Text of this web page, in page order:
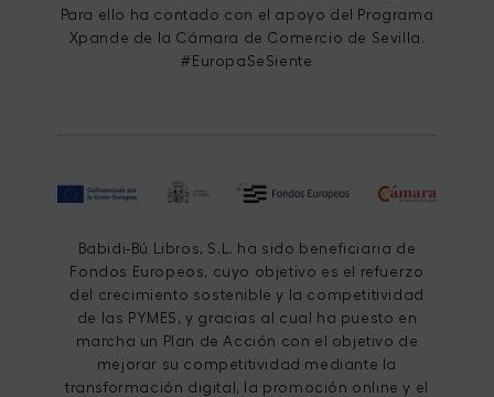
Para ello ha contado con el apoyo del Programa
Xpande de la Cámara de Comercio de Sevilla.
#EuropaSeSiente
Babidi-Bú Libros, S.L. ha sido beneficiaria de
Fondos Europeos, cuyo objetivo es el refuerzo
del crecimiento sostenible y la competitividad
de las PYMES, y gracias al cual ha puesto en
marcha un Plan de Acción con el objetivo de
mejorar su competitividad mediante la
transformación digital, la promoción online y el